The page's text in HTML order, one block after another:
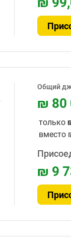
Общий
₪ 80
только
вместо
₪ 9